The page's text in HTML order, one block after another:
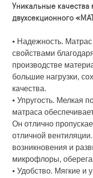
Уникальные качества
двухсекционного
• Надежность. Матрас
свойствами
производстве
большие нагрузки,
качества.
• Упругость. Мелкая
матраса
Он отлично
отличной
возникновения и
микрофлоры,
• Удобство. Мягкие и